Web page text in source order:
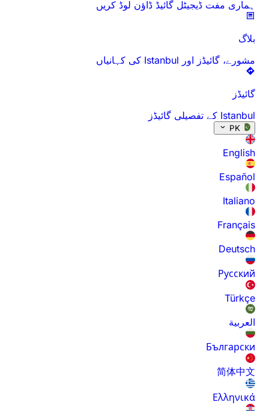
ہماری مفت ڈیجیٹل گائیڈ ڈاؤن لوڈ کریں
بلاگ
مشورے، گائیڈز اور Istanbul کی کہانیاں
گائیڈز
Istanbul کے تفصیلی گائیڈز
PK
English
Español
Italiano
Français
Deutsch
Русский
Türkçe
العربية
Български
简体中文
Ελληνικά